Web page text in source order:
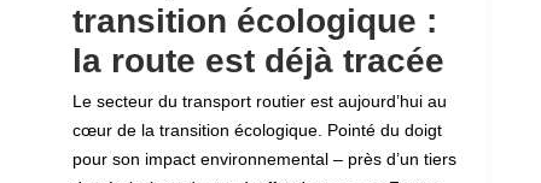
transition écologique :
la route est déjà tracée
Le secteur du transport routier est aujourd’hui au
cœur de la transition écologique. Pointé du doigt
pour son impact environnemental – près d’un tiers